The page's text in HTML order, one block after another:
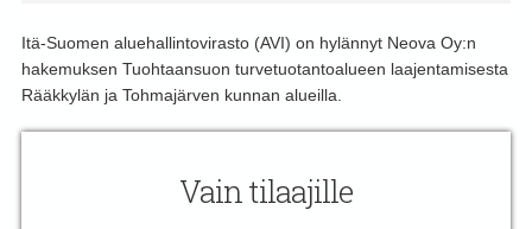
Itä-Suomen aluehallintovirasto (AVI) on hylännyt Neova Oy:n
hakemuksen Tuohtaansuon turvetuotantoalueen laajentamisesta
Rääkkylän ja Tohmajärven kunnan alueilla.
Vain tilaajille